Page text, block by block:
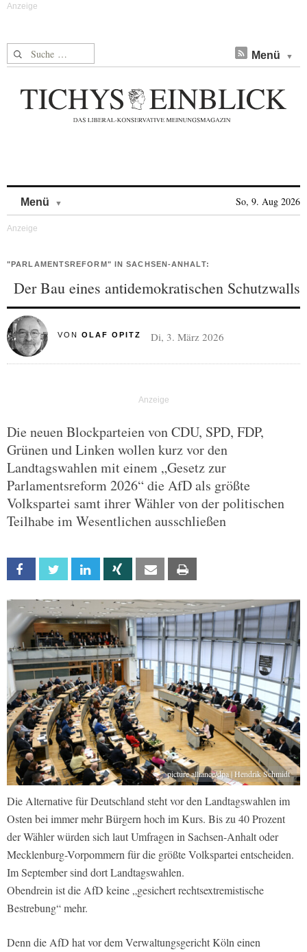
Suche nach: Menü
Menü So, 9. Aug 2026
"PARLAMENTSREFORM" IN SACHSEN-ANHALT:
Der Bau eines antidemokratischen Schutzwalls
VON OLAF OPITZ Di, 3. März 2026
Die neuen Blockparteien von CDU, SPD, FDP,
Grünen und Linken wollen kurz vor den
Landtagswahlen mit einem „Gesetz zur
Parlamentsreform 2026“ die AfD als größte
Volkspartei samt ihrer Wähler von der politischen
Teilhabe im Wesentlichen ausschließen
Facebook Twitter Linkedin Xing Email
picture alliance/dpa | Hendrik Schmidt
Die Alternative für Deutschland steht vor den Landtagswahlen im
Osten bei immer mehr Bürgern hoch im Kurs. Bis zu 40 Prozent
der Wähler würden sich laut Umfragen in Sachsen-Anhalt oder
Mecklenburg-Vorpommern für die größte Volkspartei entscheiden.
Im September sind dort Landtagswahlen.
Obendrein ist die AfD keine „gesichert rechtsextremistische
Bestrebung“ mehr.
Denn die AfD hat vor dem Verwaltungsgericht Köln einen